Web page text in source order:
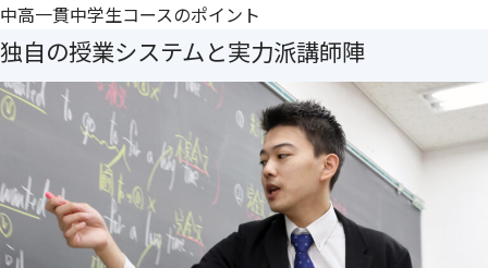
中高一貫中学生コースのポイント
独自の授業システムと実力派講師陣